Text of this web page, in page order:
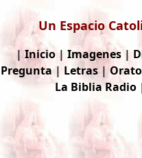
Un Espacio
| Inicio | Imagenes |
Pregunta| Letras|
La BibliaRadio